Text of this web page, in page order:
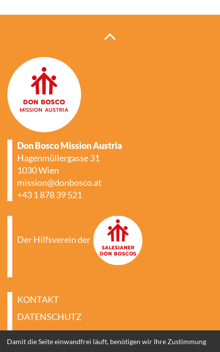
Don Bosco Mission Austria
Hagenmüllergasse 31
1030 Wien
mission@donbosco.at
+43 1 878 39 521
Der Hilfsverein der
KONTAKT
DATENSCHUTZ
IMPRESSUM
Damit die Seite einwandfrei läuft, benötigen wir Ihre Zustimmung